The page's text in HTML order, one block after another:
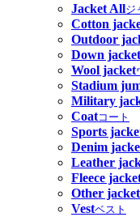
Jacket Allジ
Cotton
Outdoor
Down jacket
Wool jacket
Stadium
Military
Coatコート
Sports
Denim
Leather
Fleece
Other jacket
Vestベスト